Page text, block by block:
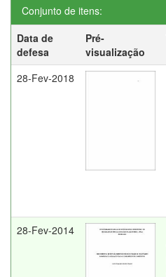
Conjunto de itens:
Data de
defesa
Pré-
visualização
28-Fev-2018
28-Fev-2014